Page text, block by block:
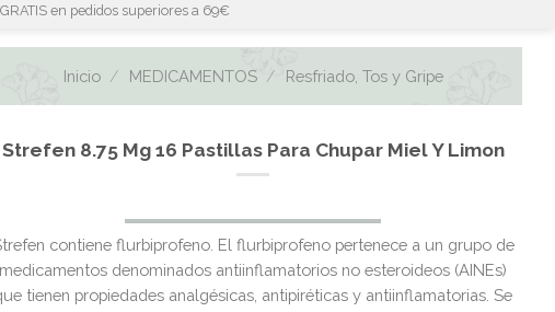
en pedidos superiores a 69€
Inicio / MEDICAMENTOS / Resfriado, Tos y Gripe
Strefen 8.75 Mg 16 Pastillas Para Chupar Miel Y Limon
El
precio
original
El
precio
actual
contiene flurbiprofeno. El flurbiprofeno pertenece a un grupo de
medicamentos denominados antiinflamatorios no esteroideos (AINEs)
tienen propiedades analgésicas, antipiréticas y antiinflamatorias. Se